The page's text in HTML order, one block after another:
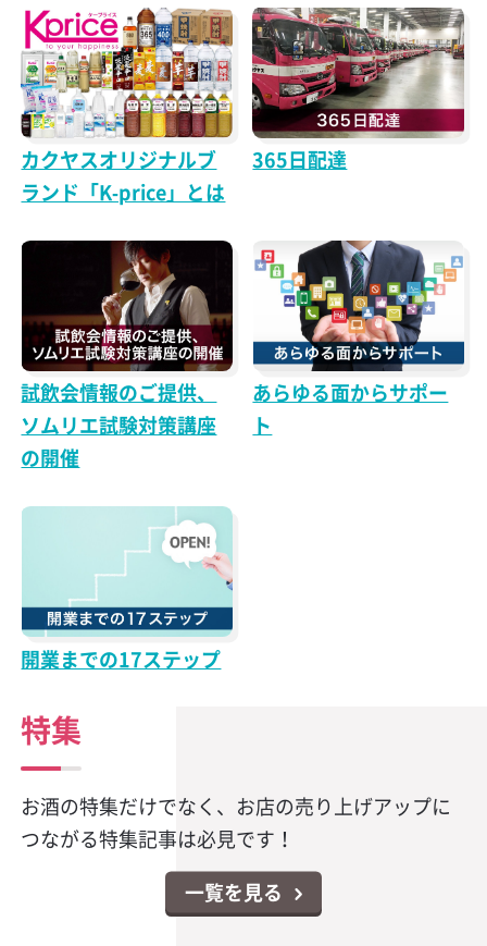
カクヤスオリジナルブ
ランド「K-price」とは
365日配達
試飲会情報のご提供、
ソムリエ試験対策講座
の開催
あらゆる面からサポー
ト
開業までの17ステップ
特集
お酒の特集だけでなく、お店の売り上げアップに
つながる特集記事は必見です！
一覧を見る